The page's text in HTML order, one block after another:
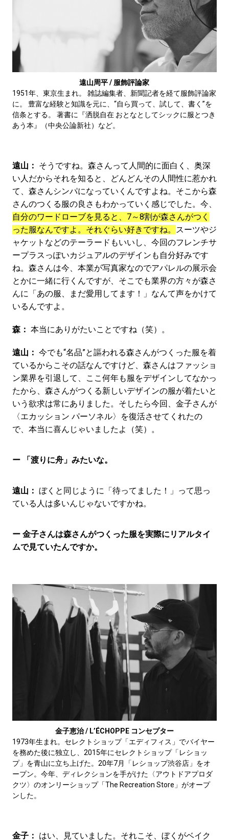
遠山周平 / 服飾評論家
1951年、東京生まれ。 雑誌編集者、新聞記者を経て服飾評論家
に。 豊富な経験と知識を元に、“自ら買って、試して、書く”を
信条とする。 著書に『洒脱自在 おとなとしてシックに服とつき
あう本』（中央公論新社）など。
遠山： そうですね。森さんって人間的に面白く、奥深
い人だからそれを知ると、どんどんその人間性に惹かれ
て、森さんシンパになっていくんですよね。そこから森
さんのつくる服の良さもわかっていく感じでした。今、
自分のワードローブを見ると、7～8割が森さんがつく
った服なんですよ。それぐらい好きですね。
スーツやジ
ャケットなどのテーラードもいいし、今回のフレンチサ
ープラスっぽいカジュアルのデザインも自分好みです
ね。森さんは今、本業が写真家なのでアパレルの展示会
とかに一緒に行くんですが、そこでも業界の方々が森さ
んに「あの服、まだ愛用してます！」なんて声をかけて
いるんですよ。
森： 本当にありがたいことですね（笑）。
遠山： 今でも“名品”と謳われる森さんがつくった服を着
ているからこその話なんですけど、森さんはファッショ
ン業界を引退して、ここ何年も服をデザインしてなかっ
たから、森さんがつくる新しいデザインの服が着たいと
いう欲求は常にありました。そしたら今回、金子さんが
〈エカッション パーソネル〉を復活させてくれたの
で、本当に喜んじゃいましたよ（笑）。
ー 「渡りに舟」みたいな。
遠山： ぼくと同じように「待ってました！」って思っ
ている人は多いんじゃないですかね。
ー 金子さんは森さんがつくった服を実際にリアルタイ
ムで見ていたんですか。
金子恵治 / L’ÉCHOPPE コンセプター
1973年生まれ。セレクトショップ「エディフィス」でバイヤー
を務めた後に独立し、2015年にセレクトショップ「レショッ
プ」を青山に立ち上げた。20年7月「レショップ渋谷店」をオ
ープン。今年、ディレクションを手がけた〈アウトドアプロダ
クツ〉のオンリーショップ「The Recreation Store」がオープ
ンした。
金子： はい、見ていました。それこそ、ぼくがベイク